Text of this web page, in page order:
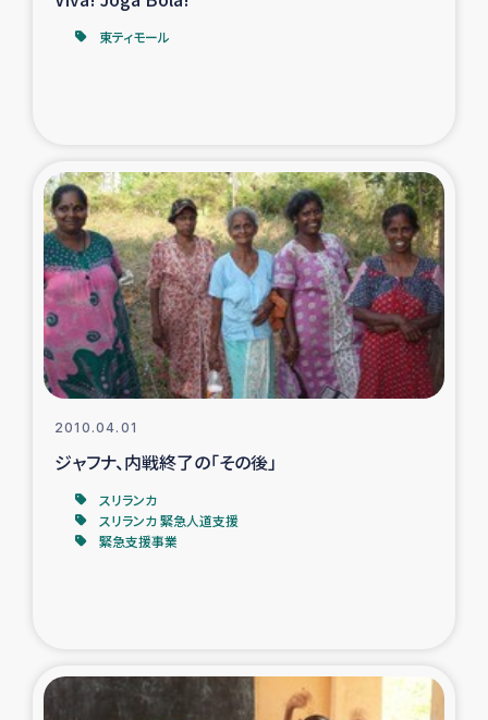
ガザ地区における羊の畜産支援
ガザ地区での公園の緑化を通じた支援事業
ガザ地区における被災住民への緊急支援
ガザ地区酪農を通した女性グループの生計支援
ふりかけ普及と食生活改善による栄養改善事業
フェアトレード事業
緊急支援事業
食べる
東ティモール
2010.04.01
ジャフナ、内戦終了の「その後」
スリランカ
スリランカ 緊急人道支援
緊急支援事業